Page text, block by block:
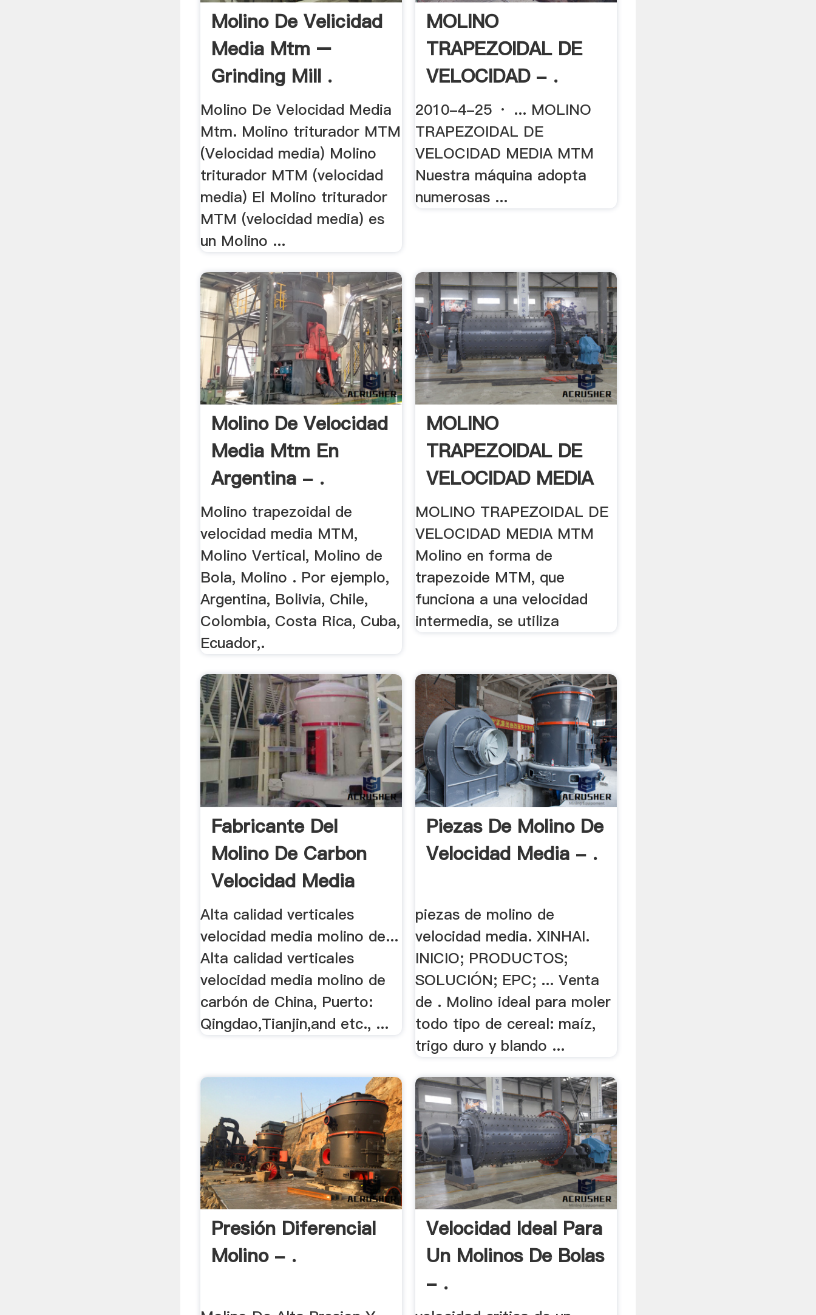
Molino De Velicidad
Media Mtm –
Grinding Mill .
Molino De Velocidad Media
Mtm. Molino triturador MTM
(Velocidad media) Molino
triturador MTM (velocidad
media) El Molino triturador
MTM (velocidad media) es
un Molino ...
MOLINO
TRAPEZOIDAL DE
VELOCIDAD - .
2010-4-25 · ... MOLINO
TRAPEZOIDAL DE
VELOCIDAD MEDIA MTM
Nuestra máquina adopta
numerosas ...
Molino De Velocidad
Media Mtm En
Argentina - .
Molino trapezoidal de
velocidad media MTM,
Molino Vertical, Molino de
Bola, Molino . Por ejemplo,
Argentina, Bolivia, Chile,
Colombia, Costa Rica, Cuba,
Ecuador,.
MOLINO
TRAPEZOIDAL DE
VELOCIDAD MEDIA
MTM
MOLINO TRAPEZOIDAL DE
VELOCIDAD MEDIA MTM
Molino en forma de
trapezoide MTM, que
funciona a una velocidad
intermedia, se utiliza
Fabricante Del
Molino De Carbon
Velocidad Media
Alta calidad verticales
velocidad media molino de...
Alta calidad verticales
velocidad media molino de
carbón de China, Puerto:
Qingdao,Tianjin,and etc., ...
Piezas De Molino De
Velocidad Media - .
piezas de molino de
velocidad media. XINHAI.
INICIO; PRODUCTOS;
SOLUCIÓN; EPC; ... Venta
de . Molino ideal para moler
todo tipo de cereal: maíz,
trigo duro y blando ...
Presión Diferencial
Molino - .
Velocidad Ideal Para
Un Molinos De Bolas
- .